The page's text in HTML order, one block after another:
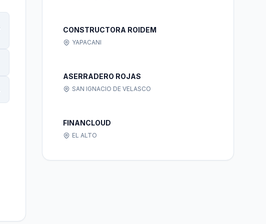
CONSTRUCTORA ROIDEM
YAPACANI
ASERRADERO ROJAS
SAN IGNACIO DE VELASCO
FINANCLOUD
EL ALTO